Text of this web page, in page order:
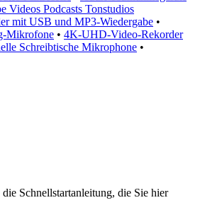
Videos Podcasts Tonstudios
mit USB und MP3-Wiedergabe •
Mikrofone • 4K-UHD-Video-Rekorder
Schreibtische Mikrophone •
Schnellstartanleitung, die Sie hier